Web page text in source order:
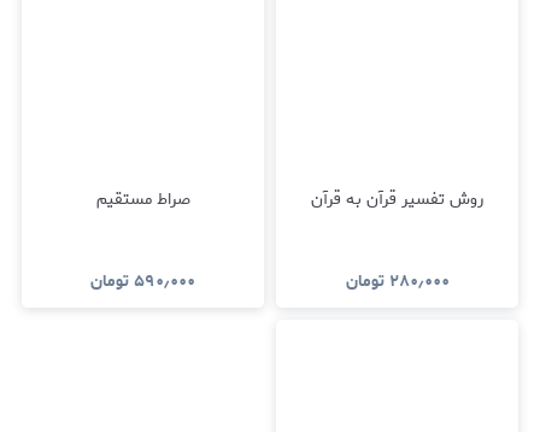
روش تفسیر قرآن به قرآن
۲۸۰٫۰۰۰ تومان
صراط مستقیم
۵۹۰٫۰۰۰تومان